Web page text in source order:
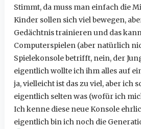
Stimmt, da muss man einfach die
Kinder sollen sich viel bewegen,
Gedächtnis trainieren und das
Computerspielen (aber natürlich
Spielekonsole betrifft, nein, der
eigentlich wollte ich ihm alles auf
ja, vielleicht ist das zu viel, aber ich
eigentlich selten was (wofür ich
Ich kenne diese neue Konsole
eigentlich bin ich noch die